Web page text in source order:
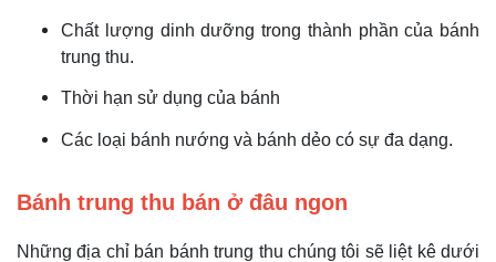
Chất lượng dinh dưỡng trong thành phần của bánh
trung thu.
Thời hạn sử dụng của bánh
Các loại bánh nướng và bánh dẻo có sự đa dạng.
Bánh trung thu bán ở đâu ngon
Những địa chỉ bán bánh trung thu chúng tôi sẽ liệt kê dưới